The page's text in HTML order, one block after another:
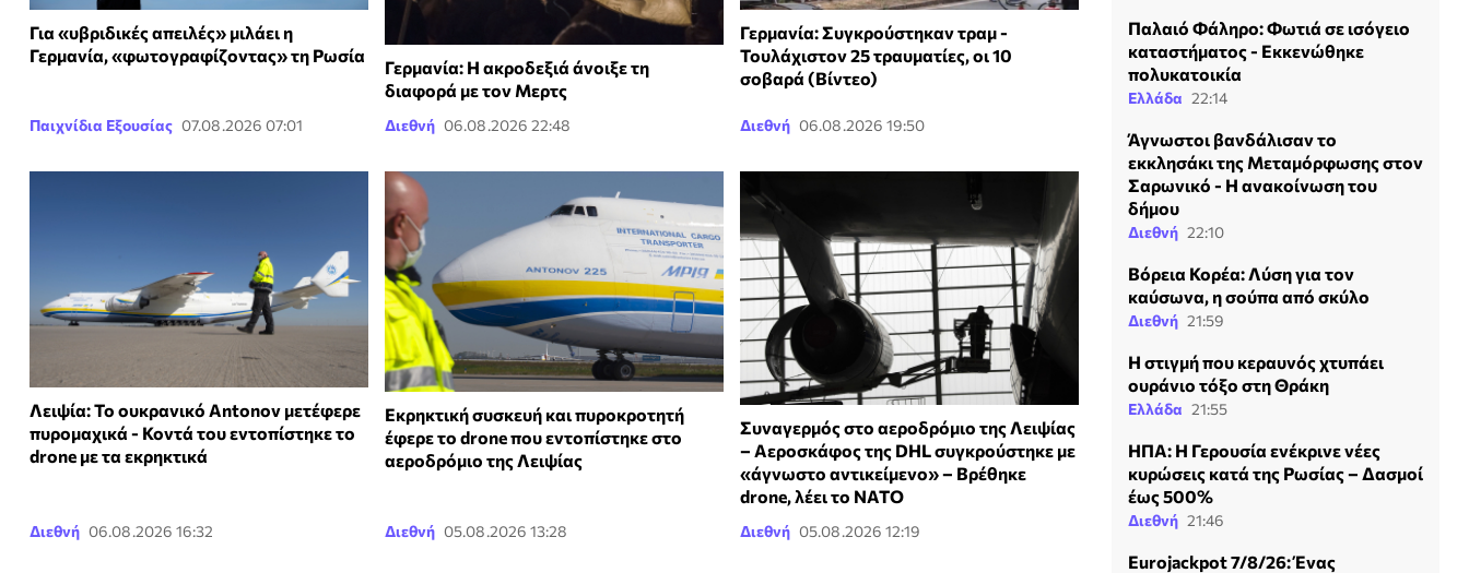
Για «υβριδικές απειλές» μιλάει η
Γερμανία, «φωτογραφίζοντας» τη Ρωσία
Παιχνίδια Εξουσίας 07.08.2026 07:01
Γερμανία: Η ακροδεξιά άνοιξε τη
διαφορά με τον Μερτς
Διεθνή 06.08.2026 22:48
Γερμανία: Συγκρούστηκαν τραμ -
Τουλάχιστον 25 τραυματίες, οι 10
σοβαρά (Βίντεο)
Διεθνή 06.08.2026 19:50
Λειψία: Το ουκρανικό Antonov μετέφερε
πυρομαχικά - Κοντά του εντοπίστηκε το
drone με τα εκρηκτικά
Διεθνή 06.08.2026 16:32
Εκρηκτική συσκευή και πυροκροτητή
έφερε το drone που εντοπίστηκε στο
αεροδρόμιο της Λειψίας
Διεθνή 05.08.2026 13:28
Συναγερμός στο αεροδρόμιο της Λειψίας
– Αεροσκάφος της DHL συγκρούστηκε με
«άγνωστο αντικείμενο» – Βρέθηκε
drone, λέει το ΝΑΤΟ
Διεθνή 05.08.2026 12:19
Παλαιό Φάληρο: Φωτιά σε ισόγειο
καταστήματος - Εκκενώθηκε
πολυκατοικία
Ελλάδα 22:14
Άγνωστοι βανδάλισαν το
εκκλησάκι της Μεταμόρφωσης στον
Σαρωνικό - Η ανακοίνωση του
δήμου
Διεθνή 22:10
Βόρεια Κορέα: Λύση για τον
καύσωνα, η σούπα από σκύλο
Διεθνή 21:59
H στιγμή που κεραυνός χτυπάει
ουράνιο τόξο στη Θράκη
Ελλάδα 21:55
ΗΠΑ: Η Γερουσία ενέκρινε νέες
κυρώσεις κατά της Ρωσίας – Δασμοί
έως 500%
Διεθνή 21:46
Eurojackpot 7/8/26: Ένας